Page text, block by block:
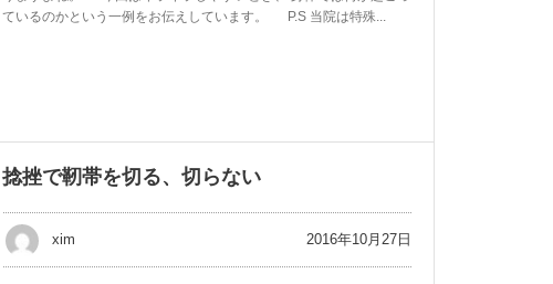
ているのかという一例をお伝えしています。 P.S 当院は特殊...
捻挫で靭帯を切る、切らない
xim 2016年10月27日